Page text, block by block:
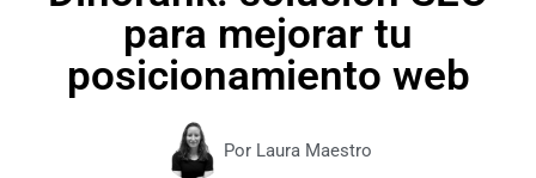
para mejorar tu
posicionamiento web
Por Laura Maestro